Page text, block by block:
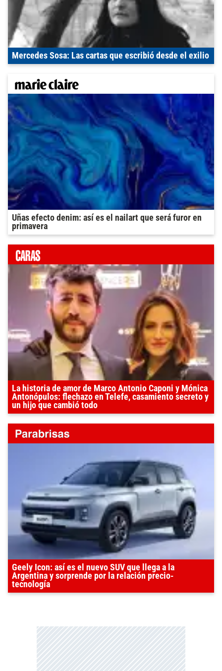
Mercedes Sosa: Las cartas que escribió desde el exilio
Uñas efecto denim: así es el nailart que será furor en
primavera
La historia de amor de Marco Antonio Caponi y Mónica
Antonópulos: flechazo en Telefe, casamiento secreto y
un hijo que cambió todo
Geely Icon: así es el nuevo SUV que llega a la
Argentina y sorprende por la relación precio-
tecnología